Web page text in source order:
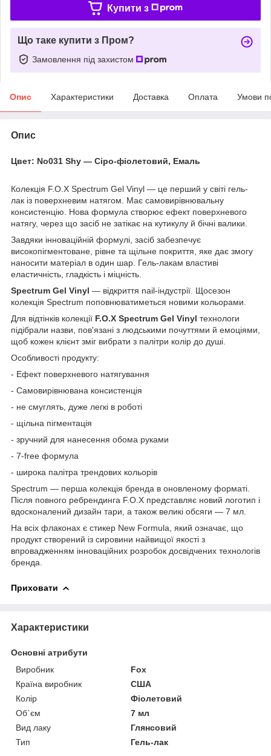
Купити з
Що таке купити з Пром?
Замовлення під захистом
Опис Характеристики Доставка Оплата Умови
Опис
Цвет: No031 Shy — Сіро-фіолетовий, Емаль
Колекція F.O.X Spectrum Gel Vinyl — це перший у світі гель-
лак із поверхневим натягом. Має самовирівнювальну
консистенцію. Нова формула створює ефект поверхневого
натягу, через що засіб не затікає на кутикулу й бічні валики.
Завдяки інноваційній формулі, засіб забезпечує
високопігментоване, рівне та щільне покриття, яке дає змогу
наносити матеріал в один шар. Гель-лакам властиві
еластичність, гладкість і міцність.
Spectrum Gel Vinyl — відкриття nail-індустрії. Щосезон
колекція Spectrum поповнюватиметься новими кольорами.
Для відтінків колекції F.O.X Spectrum Gel Vinyl технологи
підібрали назви, пов'язані з людськими почуттями й емоціями,
щоб кожен клієнт зміг вибрати з палітри колір до душі.
Особливості продукту:
- Ефект поверхневого натягування
- Самовирівнювана консистенція
- не смуглять, дуже легкі в роботі
- щільна пігментація
- зручний для нанесення обома руками
- 7-free формула
- широка палітра трендових кольорів
Spectrum — перша колекція бренда в оновленому форматі.
Після повного ребрендинга F.O.X представляє новий логотип і
вдосконалений дизайн тари, а також великі обсяги — 7 мл.
На всіх флаконах є стикер New Formula, який означає, що
продукт створений із сировини найвищої якості з
впровадженням інноваційних розробок досвідчених технологів
бренда.
Приховати
Характеристики
Основні атрибути
Виробник
Fox
Країна виробник
США
Колір
Фіолетовий
Об`єм
7 мл
Вид лаку
Глянсовий
Тип
Гель-лак